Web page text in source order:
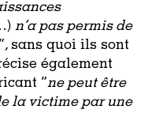
n’a pas permis de
, sans quoi ils sont
également
“ne peut être
la victime par une